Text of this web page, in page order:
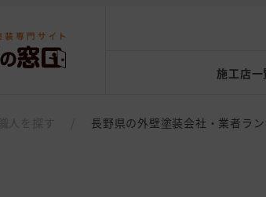
施工店一
長野県の外壁塗装会社・業者ラ